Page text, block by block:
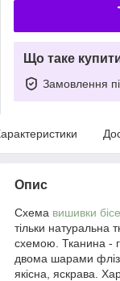
Що таке
Замовлення
Опис
Схема вишивки
тільки натуральна
схемою. Тканина -
двома шарами
якісна, яскрава.